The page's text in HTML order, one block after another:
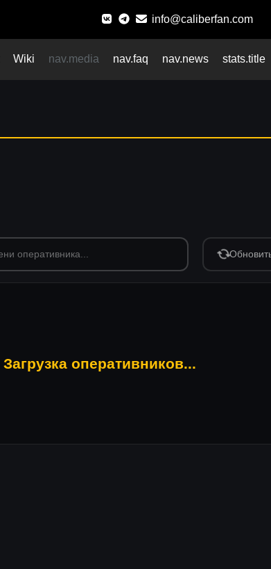
info@caliberfan.com
Wiki nav.media nav.faq nav.news stats.title
Загрузка оперативников...